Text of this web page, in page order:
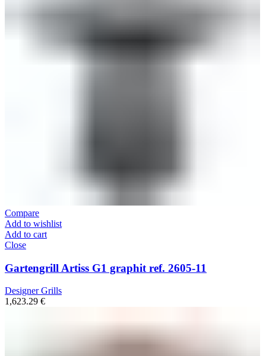
Compare
Add to wishlist
Add to cart
Close
Gartengrill Artiss G1 graphit ref. 2605-11
Designer Grills
1,623.29 €